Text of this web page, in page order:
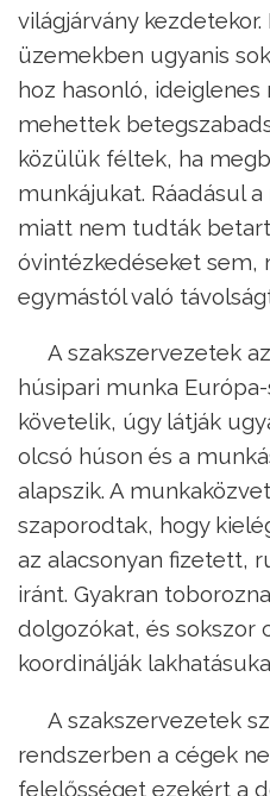
világjárvány kezdetekor.
üzemekben ugyanis
hoz hasonló,
mehettek
közülük féltek, ha
munkájukat. Ráadásul
miatt nem tudták
óvintézkedéseket sem,
egymástól való
A szakszervezetek
húsipari munka
követelik, úgy látják
olcsó húson és a
alapszik. A
szaporodtak, hogy
az alacsonyan fizetett,
iránt. Gyakran
dolgozókat, és sokszor
koordinálják
A szakszervezetek
rendszerben a cégek
felelősséget ezekért a